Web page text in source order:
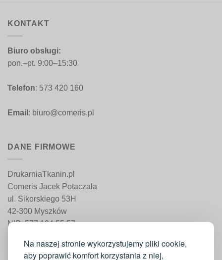
Na naszej stronie wykorzystujemy pliki cookie,
aby poprawić komfort korzystania z niej,
KONTAKT
Biuro obsługi:
pon.–pt. 9:00–15:30
Telefon: 573 420 160
Email : biuro@comeris.pl
DANE FIRMOWE
DrukarniaTkanin.pl
Comeris Jacek Potaczała
ul. Sikorskiego 53H
42-300 Myszków
NIP: 577 194 55 57